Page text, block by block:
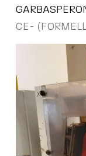
CE-